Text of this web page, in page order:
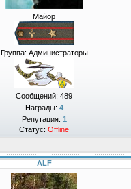
Майор
Группа: Администраторы
Сообщений: 489
Награды: 4
Репутация: 1
Статус: Offline
ALF